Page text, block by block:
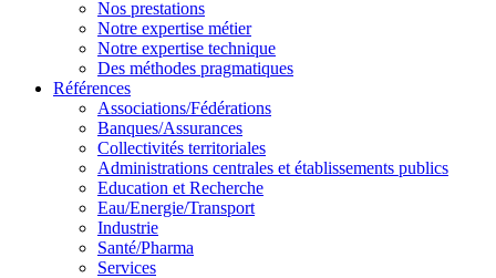
Nos prestations
Notre expertise métier
Notre expertise technique
Des méthodes pragmatiques
Références
Associations/Fédérations
Banques/Assurances
Collectivités territoriales
Administrations centrales et établissements publics
Education et Recherche
Eau/Energie/Transport
Industrie
Santé/Pharma
Services